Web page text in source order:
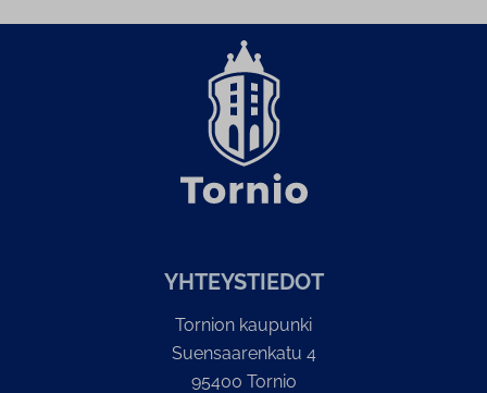
YH­TEYS­TIE­DOT
Tornion kaupunki
Suensaarenkatu 4
95400 Tornio